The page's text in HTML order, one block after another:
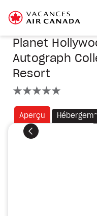
Planet
Autograph
Resort
Aperçu
Précédent